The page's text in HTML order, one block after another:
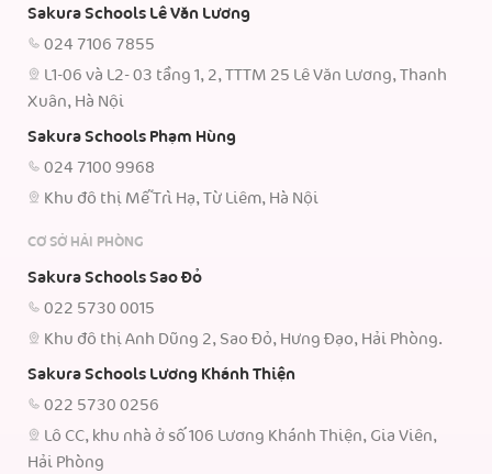
Sakura Schools Lê Văn Lương
024 7106 7855
L1-06 và L2- 03 tầng 1, 2, TTTM 25 Lê Văn Lương, Thanh
Xuân, Hà Nội
Sakura Schools Phạm Hùng
024 7100 9968
Khu đô thị Mễ Trì Hạ, Từ Liêm, Hà Nội
CƠ SỞ HẢI PHÒNG
Sakura Schools Sao Đỏ
022 5730 0015
Khu đô thị Anh Dũng 2, Sao Đỏ, Hưng Đạo, Hải Phòng.
Sakura Schools Lương Khánh Thiện
022 5730 0256
Lô CC, khu nhà ở số 106 Lương Khánh Thiện, Gia Viên,
Hải Phòng